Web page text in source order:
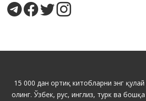
15 000 дан ортиқ китобларни энг
олинг. Ўзбек, рус, инглиз, турк ва